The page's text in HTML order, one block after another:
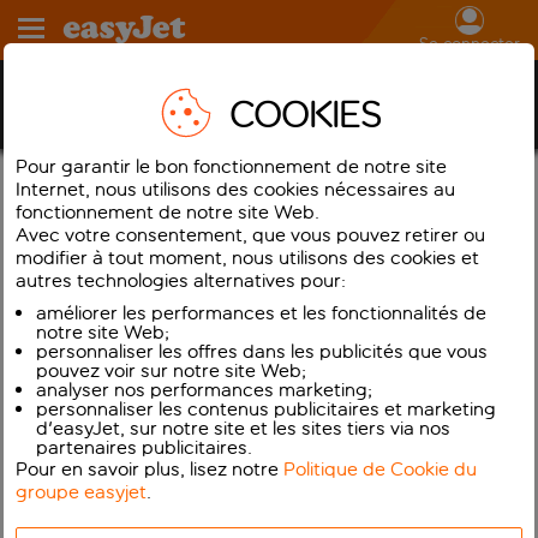
Se connecter
Accessiblité sur easyJet.com et application mobile
Accessibilité sur easyJet.com et l’application mobile
easyJet
easyJet tient à rendre le voyage simple et abordable pour tous ses
clients, y compris ceux qui peuvent être en situation de handicap. En
2012, nous avons créé un Groupe consultatif sur l’assistance spéciale
d’experts européens s’engageant à apporter des conseils stratégiques et
pratiques quant aux besoins toujours en évolution des passagers qui
requièrent une assistance spéciale. Ce groupe va dans le sens de notre
cause qui vise à proposer des « voyages abordables et simples » pour
tous. easyJet.com prend part à ce projet de manière importante, car
c’est par ce biais que la plupart des voyages commencent. Sur nospages
d’aide, vous trouverez de nombreuses informations destinées aux
passagers ayant divers besoins en matière d’accessibilité afin de faciliter
leur voyage à nos côtés. easyJet s’engage à rendre son site Web
accessible, conformément aux réglementations d’accessibilité des
organismes du secteur public de 2018 (sites Web et applications mobiles)
COOKIES
Pour garantir le bon fonctionnement de notre site
Internet, nous utilisons des cookies nécessaires au
fonctionnement de notre site Web.
Avec votre consentement, que vous pouvez retirer ou
modifier à tout moment, nous utilisons des cookies et
autres technologies alternatives pour:
améliorer les performances et les fonctionnalités de
notre site Web;
personnaliser les offres dans les publicités que vous
pouvez voir sur notre site Web;
analyser nos performances marketing;
personnaliser les contenus publicitaires et marketing
d'easyJet, sur notre site et les sites tiers via nos
partenaires publicitaires.
Pour en savoir plus, lisez notre Politique de Cookie du
groupe easyjet.